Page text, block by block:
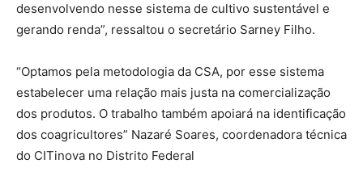
desenvolvendo nesse sistema de cultivo sustentável e
gerando renda”, ressaltou o secretário Sarney Filho.
“Optamos pela metodologia da CSA, por esse sistema
estabelecer uma relação mais justa na comercialização
dos produtos. O trabalho também apoiará na identificação
dos coagricultores” Nazaré Soares, coordenadora técnica
do CITinova no Distrito Federal